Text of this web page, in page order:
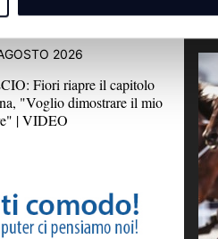
2026
Fiori riapre il capitolo
"Voglio dimostrare il mio
| VIDEO